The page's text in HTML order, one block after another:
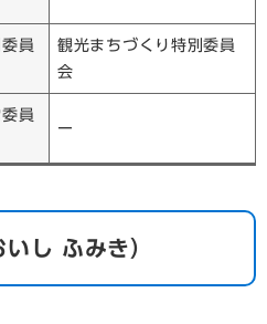
員
観光まちづくり特別委員
会
員
ー
し ふみき）